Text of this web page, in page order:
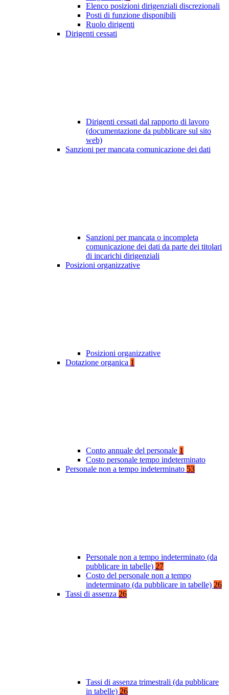
Elenco posizioni dirigenziali discrezionali
Posti di funzione disponibili
Ruolo dirigenti
Dirigenti cessati
Dirigenti cessati dal rapporto di lavoro
(documentazione da pubblicare sul sito
web)
Sanzioni per mancata comunicazione dei dati
Sanzioni per mancata o incompleta
comunicazione dei dati da parte dei titolari
di incarichi dirigenziali
Posizioni organizzative
Posizioni organizzative
Dotazione organica 1
Conto annuale del personale 1
Costo personale tempo indeterminato
Personale non a tempo indeterminato 53
Personale non a tempo indeterminato (da
pubblicare in tabelle) 27
Costo del personale non a tempo
indeterminato (da pubblicare in tabelle) 26
Tassi di assenza 26
Tassi di assenza trimestrali (da pubblicare
in tabelle) 26